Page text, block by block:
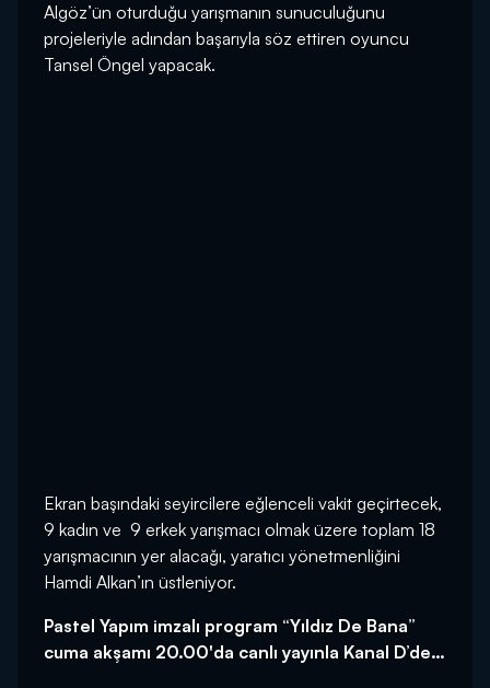
Algöz’ün oturduğu yarışmanın sunuculuğunu
projeleriyle adından başarıyla söz ettiren oyuncu
Tansel Öngel yapacak.
Ekran başındaki seyircilere eğlenceli vakit geçirtecek,
9 kadın ve 9 erkek yarışmacı olmak üzere toplam 18
yarışmacının yer alacağı, yaratıcı yönetmenliğini
Hamdi Alkan’ın üstleniyor.
Pastel Yapım imzalı program “Yıldız De Bana”
cuma akşamı 20.00'da canlı yayınla Kanal D’de…